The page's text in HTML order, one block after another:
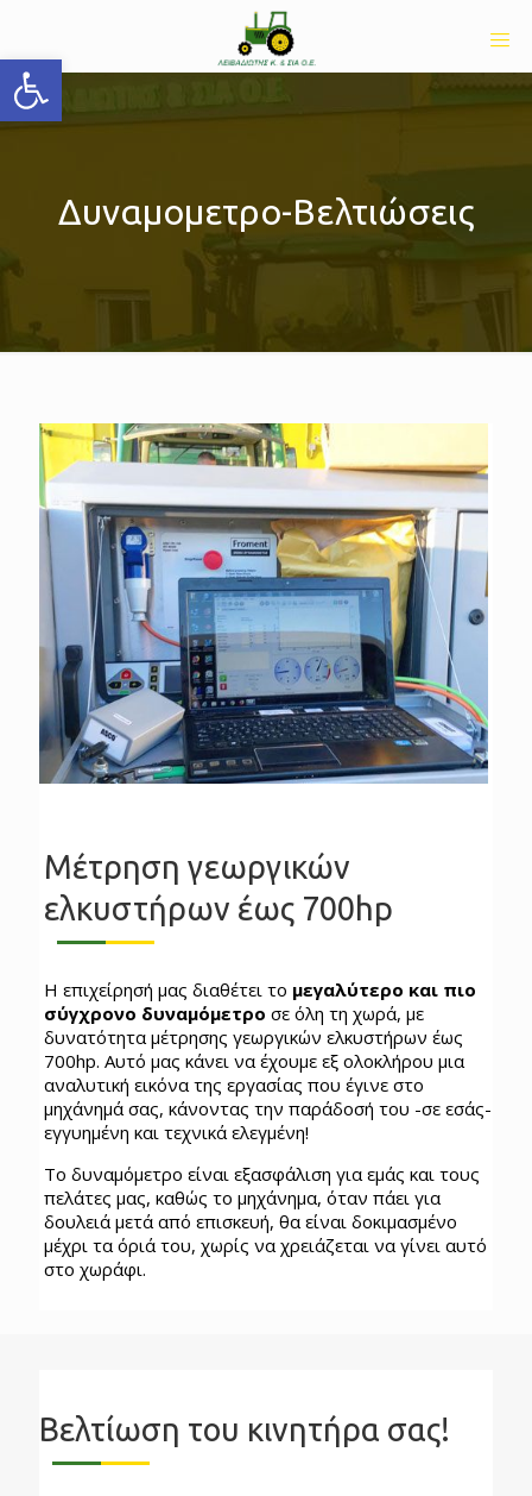
Ανοίξτε τη γραμμή εργαλείων
Δυναμομετρο-Βελτιώσεις
Μέτρηση γεωργικών
ελκυστήρων έως 700hp
Η επιχείρησή μας διαθέτει το μεγαλύτερο και πιο
σύγχρονο δυναμόμετρο σε όλη τη χωρά, με
δυνατότητα μέτρησης γεωργικών ελκυστήρων έως
700hp. Αυτό μας κάνει να έχουμε εξ ολοκλήρου μια
αναλυτική εικόνα της εργασίας που έγινε στο
μηχάνημά σας, κάνοντας την παράδοσή του -σε εσάς-
εγγυημένη και τεχνικά ελεγμένη!
Το δυναμόμετρο είναι εξασφάλιση για εμάς και τους
πελάτες μας, καθώς το μηχάνημα, όταν πάει για
δουλειά μετά από επισκευή, θα είναι δοκιμασμένο
μέχρι τα όριά του, χωρίς να χρειάζεται να γίνει αυτό
στο χωράφι.
Βελτίωση του κινητήρα σας!